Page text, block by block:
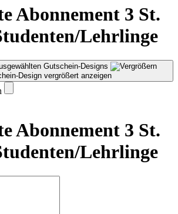
Abonnement 3 St.
Lehrlinge
Design vergrößert anzeigen
Abonnement 3 St.
Lehrlinge